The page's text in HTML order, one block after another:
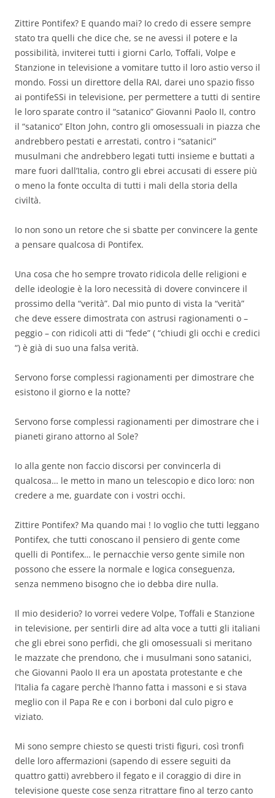
Zittire Pontifex? E quando mai? Io credo di essere sempre
stato tra quelli che dice che, se ne avessi il potere e la
possibilità, inviterei tutti i giorni Carlo, Toffali, Volpe e
Stanzione in televisione a vomitare tutto il loro astio verso il
mondo. Fossi un direttore della RAI, darei uno spazio fisso
ai pontifeSSi in televisione, per permettere a tutti di sentire
le loro sparate contro il “satanico” Giovanni Paolo II, contro
il “satanico” Elton John, contro gli omosessuali in piazza che
andrebbero pestati e arrestati, contro i “satanici”
musulmani che andrebbero legati tutti insieme e buttati a
mare fuori dall’Italia, contro gli ebrei accusati di essere più
o meno la fonte occulta di tutti i mali della storia della
civiltà.
Io non sono un retore che si sbatte per convincere la gente
a pensare qualcosa di Pontifex.
Una cosa che ho sempre trovato ridicola delle religioni e
delle ideologie è la loro necessità di dovere convincere il
prossimo della “verità”. Dal mio punto di vista la “verità”
che deve essere dimostrata con astrusi ragionamenti o –
peggio – con ridicoli atti di “fede” ( “chiudi gli occhi e credici
“) è già di suo una falsa verità.
Servono forse complessi ragionamenti per dimostrare che
esistono il giorno e la notte?
Servono forse complessi ragionamenti per dimostrare che i
pianeti girano attorno al Sole?
Io alla gente non faccio discorsi per convincerla di
qualcosa… le metto in mano un telescopio e dico loro: non
credere a me, guardate con i vostri occhi.
Zittire Pontifex? Ma quando mai ! Io voglio che tutti leggano
Pontifex, che tutti conoscano il pensiero di gente come
quelli di Pontifex… le pernacchie verso gente simile non
possono che essere la normale e logica conseguenza,
senza nemmeno bisogno che io debba dire nulla.
Il mio desiderio? Io vorrei vedere Volpe, Toffali e Stanzione
in televisione, per sentirli dire ad alta voce a tutti gli italiani
che gli ebrei sono perfidi, che gli omosessuali si meritano
le mazzate che prendono, che i musulmani sono satanici,
che Giovanni Paolo II era un apostata protestante e che
l’Italia fa cagare perchè l’hanno fatta i massoni e si stava
meglio con il Papa Re e con i borboni dal culo pigro e
viziato.
Mi sono sempre chiesto se questi tristi figuri, così tronfi
delle loro affermazioni (sapendo di essere seguiti da
quattro gatti) avrebbero il fegato e il coraggio di dire in
televisione queste cose senza ritrattare fino al terzo canto